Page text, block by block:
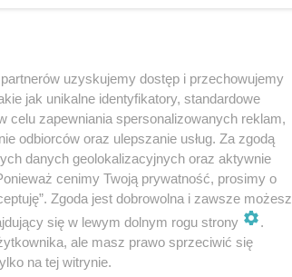
pracę nad
sygnał,
opierać
Tego
nie powinni
uzyskujemy dostęp i przechowujemy
jak unikalne identyfikatory, standardowe
celu zapewniania spersonalizowanych reklam,
odbiorców oraz ulepszanie usług. Za zgodą
danych geolokalizacyjnych oraz aktywnie
cenimy Twoją prywatność, prosimy o
Zgoda jest dobrowolna i zawsze możesz
się w lewym dolnym rogu strony
.
ale masz prawo sprzeciwić się
na tej witrynie.